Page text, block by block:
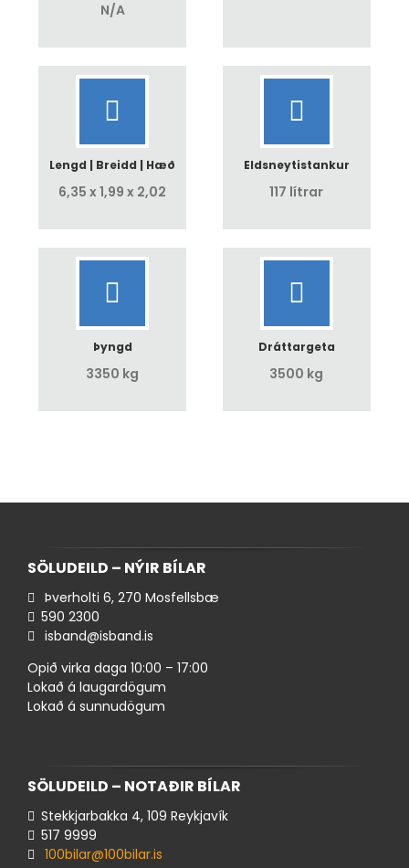
N/A
Lengd | Breidd | Hæð
6,35 x 1,99 x 2,02
Eldsneytistankur
117 lítrar
Þyngd
3350 kg
Dráttargeta
3500 kg
SÖLUDEILD – NÝIR BÍLAR
Þverholti 6, 270 Mosfellsbæ
590 ​2300
isband@isband.is
Opið virka daga 10:00 – 17:00
Lokað á laugardögum
Lokað á sunnudögum
SÖLUDEILD – NOTAÐIR BÍLAR
Stekkjarbakka 4, 109 Reykjavík
517 ​9999
100bilar@100bilar.is